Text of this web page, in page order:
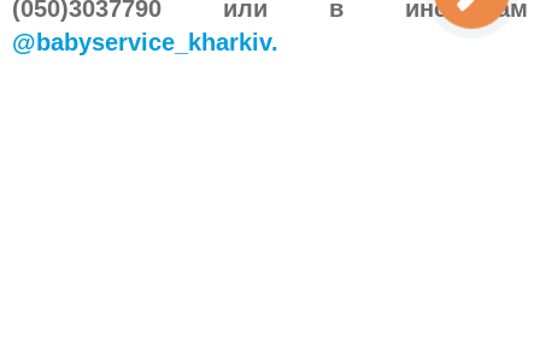
(050)3037790 или в инстаграм
@babyservice_kharkiv.